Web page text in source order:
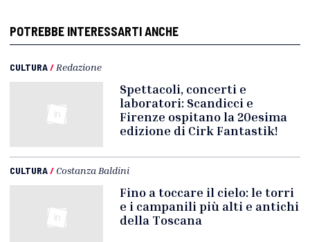
POTREBBE INTERESSARTI ANCHE
CULTURA/ Redazione
Spettacoli, concerti e
laboratori: Scandicci e
Firenze ospitano la 20esima
edizione di Cirk Fantastik!
CULTURA/ Costanza Baldini
Fino a toccare il cielo: le torri
e i campanili più alti e antichi
della Toscana